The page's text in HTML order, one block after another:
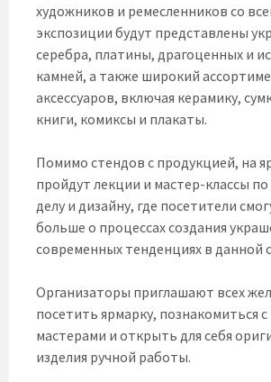
художников и ремесленников со
экспозиции будут представлены
серебра, платины, драгоценных и
камней, а также широкий
аксессуаров, включая керамику,
книги, комиксы и плакаты.
Помимо стендов с продукцией, на
пройдут лекции и мастер-классы
делу и дизайну, где посетители
больше о процессах создания
современных тенденциях в данной
Организаторы приглашают всех
посетить ярмарку, познакомиться
мастерами и открыть для себя
изделия ручной работы.